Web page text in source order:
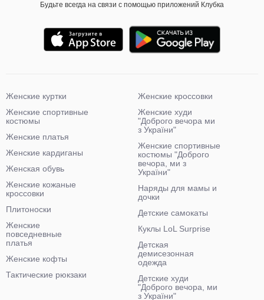
Будьте всегда на связи с помощью приложений Клубка
Женские куртки
Женские спортивные
костюмы
Женские платья
Женские кардиганы
Женская обувь
Женские кожаные
кроссовки
Плитоноски
Женские
повседневные
платья
Женские кофты
Тактические рюкзаки
Женские кроссовки
Женские худи
"Доброго вечора ми
з України"
Женские спортивные
костюмы "Доброго
вечора, ми з
України"
Наряды для мамы и
дочки
Детские самокаты
Куклы LoL Surprise
Детская
демисезонная
одежда
Детские худи
"Доброго вечора, ми
з України"